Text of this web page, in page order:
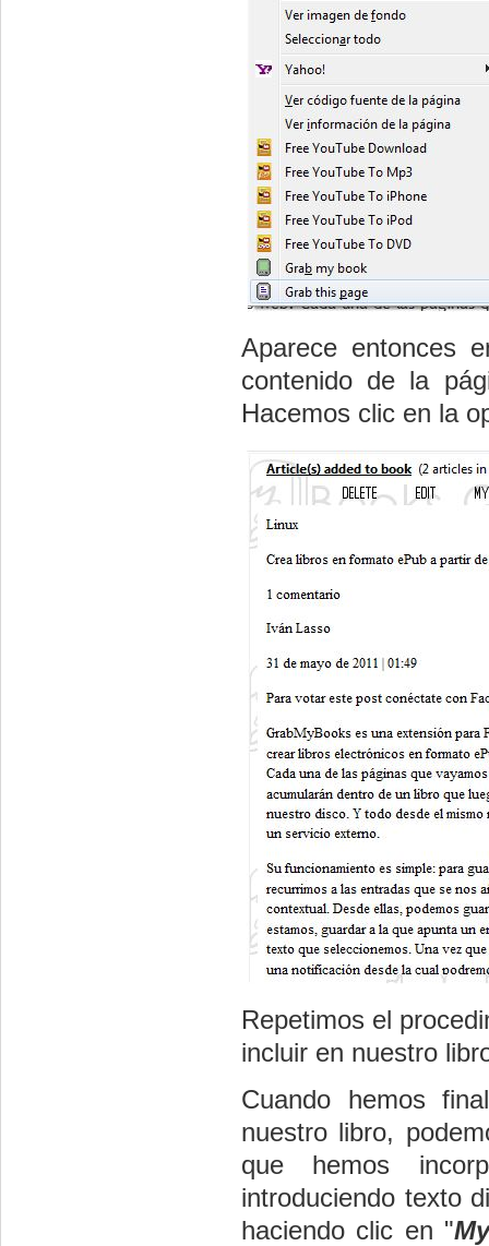
Aparece entonces
contenido de la
Hacemos clic en la
Repetimos el
incluir en nuestro
Cuando hemos
nuestro libro,
que hemos
introduciendo texto
haciendo clic en "